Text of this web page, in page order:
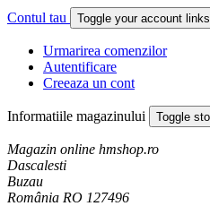
Contul tau Toggle your account links
Urmarirea comenzilor
Autentificare
Creeaza un cont
Informatiile magazinului Toggle
Magazin online hmshop.ro
Dascalesti
Buzau
România RO 127496